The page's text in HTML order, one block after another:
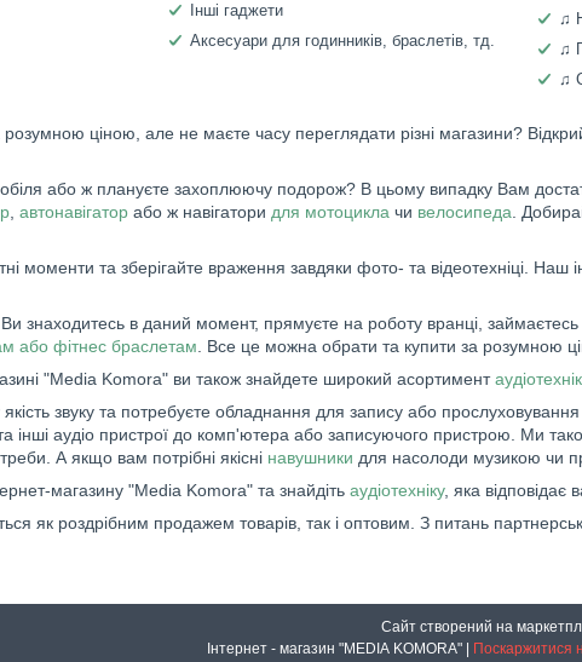
Інші гаджети
Аксесуари для годинників, браслетів, тд.
♫
♫
♫
розумною ціною, але не маєте часу переглядати різні магазини?
або ж плануєте захоплюючу подорож? В цьому випадку Вам
автонавігатор або ж навігатори для мотоцикла чи велосипеда .
моменти та зберігайте враження завдяки фото- та відеотехніці. Наш
знаходитесь в даний момент, прямуєте на роботу вранці,
або фітнес браслетам . Все це можна обрати та купити за розумною
"Media Komora" ви також знайдете широкий асортимент
звуку та потребуєте обладнання для запису або
та інші аудіо пристрої до комп'ютера або записуючого пристрою. Ми
А якщо вам потрібні якісні навушники для насолоди музикою чи
магазину "Media Komora" та знайдіть аудіотехніку, яка
як роздрібним продажем товарів, так і оптовим. З питань
Сайт створений на
Поскаржитися